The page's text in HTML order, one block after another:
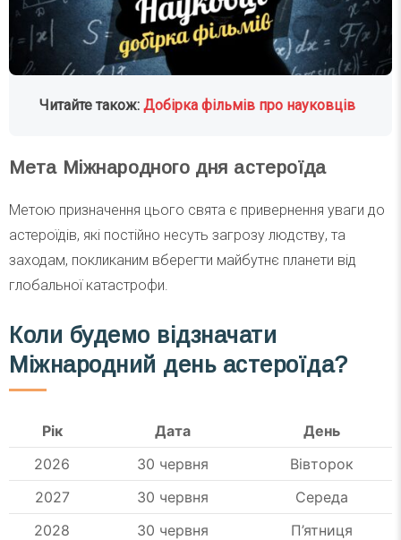
Читайте також:Добірка фільмів про науковців
Мета Міжнародного дня астероїда
Метою призначення цього свята є привернення уваги до
астероїдів, які постійно несуть загрозу людству, та
заходам, покликаним вберегти майбутнє планети від
глобальної катастрофи.
Коли будемо відзначати
Міжнародний день астероїда?
Рік Дата
День
2026
30 червня
Вівторок
2027
30 червня
Середа
2028
30 червня
П’ятниця